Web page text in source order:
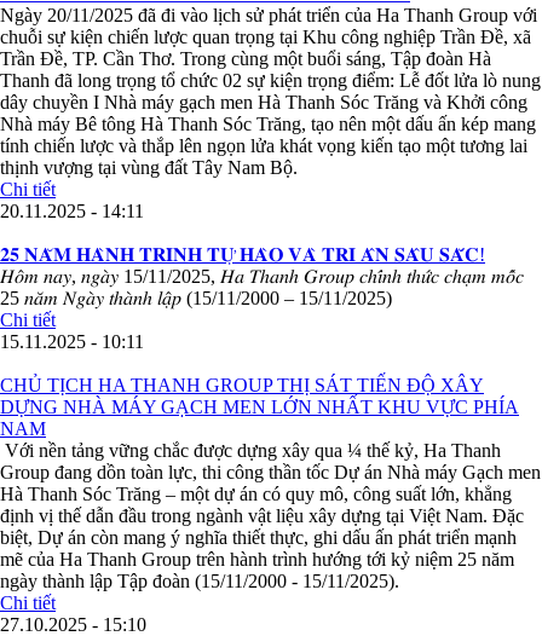
Ngày 20/11/2025 đã đi vào lịch sử phát triển của Ha Thanh Group với
chuỗi sự kiện chiến lược quan trọng tại Khu công nghiệp Trần Đề, xã
Trần Đề, TP. Cần Thơ. Trong cùng một buổi sáng, Tập đoàn Hà
Thanh đã long trọng tổ chức 02 sự kiện trọng điểm: Lễ đốt lửa lò nung
dây chuyền I Nhà máy gạch men Hà Thanh Sóc Trăng và Khởi công
Nhà máy Bê tông Hà Thanh Sóc Trăng, tạo nên một dấu ấn kép mang
tính chiến lược và thắp lên ngọn lửa khát vọng kiến tạo một tương lai
thịnh vượng tại vùng đất Tây Nam Bộ.
Chi tiết
20.11.2025 - 14:11
𝟐𝟓 𝐍𝐀̆𝐌 𝐇𝐀̀𝐍𝐇 𝐓𝐑𝐈̀𝐍𝐇 𝐓𝐔̛̣ 𝐇𝐀̀𝐎 𝐕𝐀̀ 𝐓𝐑𝐈 𝐀̂𝐍 𝐒𝐀̂𝐔 𝐒𝐀̆́𝐂!
𝐻𝑜̂𝑚 𝑛𝑎𝑦, 𝑛𝑔𝑎̀𝑦 15/11/2025, 𝐻𝑎 𝑇ℎ𝑎𝑛ℎ 𝐺𝑟𝑜𝑢𝑝 𝑐ℎ𝑖́𝑛ℎ 𝑡ℎ𝑢̛́𝑐 𝑐ℎ𝑎̣𝑚 𝑚𝑜̂́𝑐
25 𝑛𝑎̆𝑚 𝑁𝑔𝑎̀𝑦 𝑡ℎ𝑎̀𝑛ℎ 𝑙𝑎̣̂𝑝 (15/11/2000 – 15/11/2025)
Chi tiết
15.11.2025 - 10:11
CHỦ TỊCH HA THANH GROUP THỊ SÁT TIẾN ĐỘ XÂY
DỰNG NHÀ MÁY GẠCH MEN LỚN NHẤT KHU VỰC PHÍA
NAM
Với nền tảng vững chắc được dựng xây qua ¼ thế kỷ, Ha Thanh
Group đang dồn toàn lực, thi công thần tốc Dự án Nhà máy Gạch men
Hà Thanh Sóc Trăng – một dự án có quy mô, công suất lớn, khẳng
định vị thế dẫn đầu trong ngành vật liệu xây dựng tại Việt Nam. Đặc
biệt, Dự án còn mang ý nghĩa thiết thực, ghi dấu ấn phát triển mạnh
mẽ của Ha Thanh Group trên hành trình hướng tới kỷ niệm 25 năm
ngày thành lập Tập đoàn (15/11/2000 - 15/11/2025).
Chi tiết
27.10.2025 - 15:10